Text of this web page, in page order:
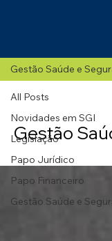
All Posts
Novidades em SGI
Legislação
Papo Jurídico
Papo Financeiro
Gestão Saúde e
Gestão Saúde e
Gestão